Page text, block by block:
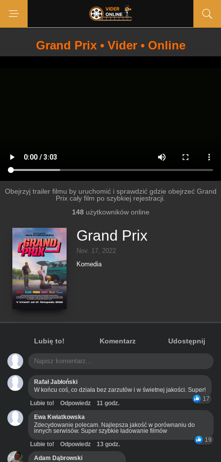
Grand Prix • Vider • Online
Obejrzyj trailer filmu by uruchomić i sprawdzić gdzie obejrzeć Grand
Prix cały film po szybkiej rejestracji.
148użytkowników online
Grand Prix
Nov. 17, 2022
Komedia
Lubię to! Komentarz Udostępnij
Rafał Jabłoński
W końcu coś, co działa bez zarzutów i w świetnej jakości. Super!
17
Lubie to! Odpowiedz
11 godz.
Ewa Kwiatkowska
Zdecydowanie polecam. Najlepsza jakość w porównaniu do
innych serwisów. Super szybkie ładowanie filmów
19
Lubie to! Odpowiedz
13 godz.
Adam Dąbrowski